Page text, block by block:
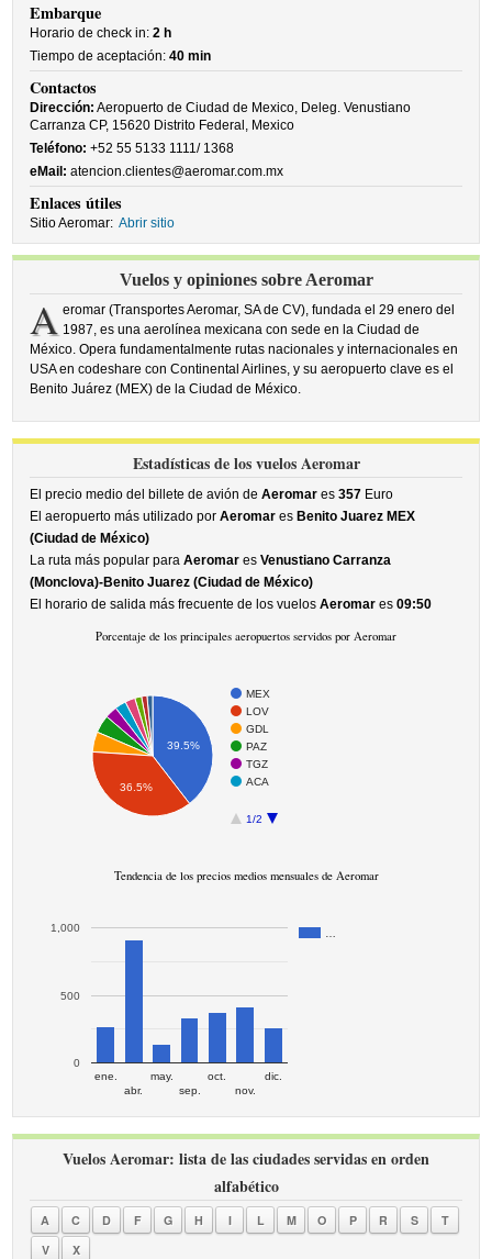
Embarque
Horario de check in:2 h
Tiempo de aceptación:40 min
Contactos
Dirección: Aeropuerto de Ciudad de Mexico, Deleg. Venustiano
Carranza CP, 15620 Distrito Federal, Mexico
Teléfono: +52 55 5133 1111/ 1368
eMail: atencion.clientes@aeromar.com.mx
Enlaces útiles
Sitio Aeromar: Abrir sitio
Vuelos y opiniones sobre Aeromar
A eromar (Transportes Aeromar, SA de CV), fundada el 29 enero del
1987, es una aerolínea mexicana con sede en la Ciudad de
México. Opera fundamentalmente rutas nacionales y internacionales en
USA en codeshare con Continental Airlines, y su aeropuerto clave es el
Benito Juárez (MEX) de la Ciudad de México.
Estadísticas de los vuelos Aeromar
El precio medio del billete de avión deAeromar es357 Euro
El aeropuerto más utilizado porAeromar es Benito Juarez MEX
(Ciudad de México)
La ruta más popular paraAeromar esVenustiano Carranza
(Monclova)-Benito Juarez (Ciudad de México)
El horario de salida más frecuente de los vuelosAeromar es09:50
Porcentaje de los principales aeropuertos servidos por Aeromar
MEX
LOV
GDL
PAZ
TGZ
ACA
1/2
39.5%
36.5%
Tendencia de los precios medios mensuales de Aeromar
ene.
abr.
may.
sep.
oct.
nov.
dic.
0
500
1,000
Vuelos Aeromar: lista de las ciudades servidas en orden
alfabético
A C D F G H I L M O P R S
T
V
X